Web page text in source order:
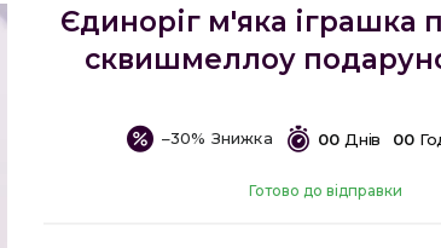
Єдиноріг м'яка іграшка
сквишмеллоу
–30% 00 Днів 00
Готово до відправки